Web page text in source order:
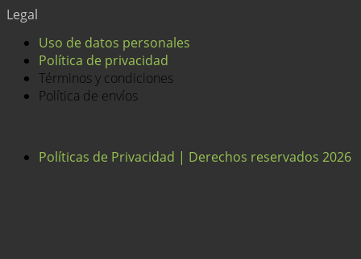
Legal
Uso de datos personales
Política de privacidad
Términos y condiciones
Política de envíos
Políticas de Privacidad | Derechos reservados 2026